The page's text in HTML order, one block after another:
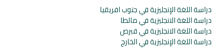
دراسة اللغة الإنجليزية في جنوب افريقيا
دراسة اللغة الانجليزية في مالطا
دراسة اللغة الانجليزية في قبرص
دراسة اللغة الإنجليزية في الخارج